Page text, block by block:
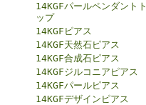
14KGFパールペンダントト
ップ
14KGFピアス
14KGF天然石ピアス
14KGF合成石ピアス
14KGFジルコニアピアス
14KGFパールピアス
14KGFデザインピアス